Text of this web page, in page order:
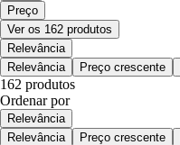
Preço
Ver os 162 produtos
Relevância
Relevância
Preço crescente
162 produtos
Ordenar por
Relevância
Relevância
Preço crescente